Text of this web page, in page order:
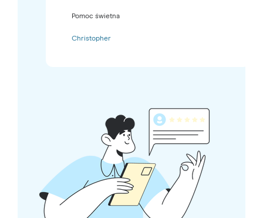
Pomoc świetna
Christopher